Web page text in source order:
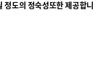
도의 정숙성또한 제공합니